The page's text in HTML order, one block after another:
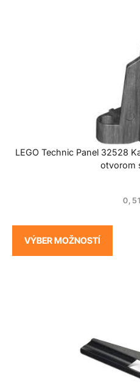
LEGO Technic Panel 32528
otvorom
0,51
VÝBER MOŽNOSTÍ